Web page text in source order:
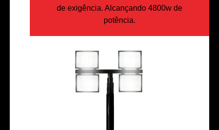
de exigência. Alcançando 4800w de
potência.